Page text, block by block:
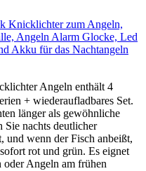
Knicklichter zum Angeln,
Angeln Alarm Glocke, Led
Akku für das Nachtangeln
Angeln enthält 4
+ wiederaufladbares Set.
länger als gewöhnliche
Sie nachts deutlicher
und wenn der Fisch anbeißt,
rot und grün. Es eignet
oder Angeln am frühen